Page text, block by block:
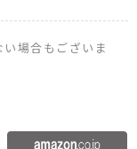
場合もございま